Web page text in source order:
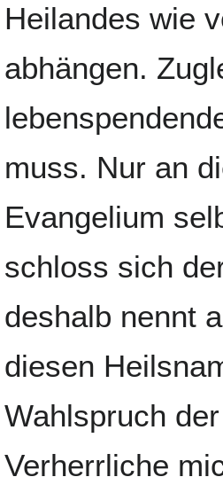
Heilandes wie
abhängen.
muss. Nur an
Evangelium
schloss sich
deshalb nennt
diesen
Wahlspruch
Verherrliche